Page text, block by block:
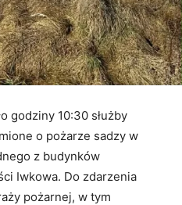
godziny 10:30 służby
o pożarze sadzy w
z budynków
Iwkowa. Do zdarzenia
pożarnej, w tym